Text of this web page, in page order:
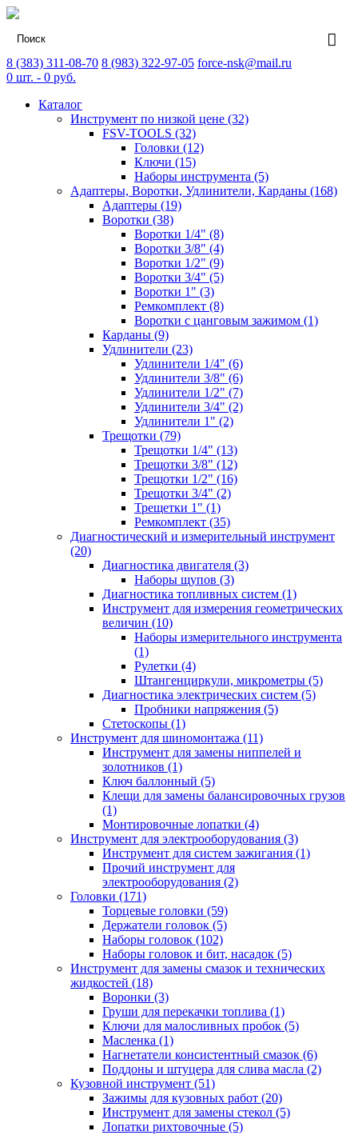
8 (383) 311-08-70 8 (983) 322-97-05 force-nsk@mail.ru
0 шт. - 0 руб.
Каталог
Инструмент по низкой цене (32)
FSV-TOOLS (32)
Головки (12)
Ключи (15)
Наборы инструмента (5)
Адаптеры, Воротки, Удлинители, Карданы (168)
Адаптеры (19)
Воротки (38)
Воротки 1/4" (8)
Воротки 3/8" (4)
Воротки 1/2" (9)
Воротки 3/4" (5)
Воротки 1" (3)
Ремкомплект (8)
Воротки с цанговым зажимом (1)
Карданы (9)
Удлинители (23)
Удлинители 1/4" (6)
Удлинители 3/8" (6)
Удлинители 1/2" (7)
Удлинители 3/4" (2)
Удлинители 1" (2)
Трещотки (79)
Трещотки 1/4" (13)
Трещотки 3/8" (12)
Трещотки 1/2" (16)
Трещотки 3/4" (2)
Трещетки 1" (1)
Ремкомплект (35)
Диагностический и измерительный инструмент
(20)
Диагностика двигателя (3)
Наборы щупов (3)
Диагностика топливных систем (1)
Инструмент для измерения геометрических
величин (10)
Наборы измерительного инструмента
(1)
Рулетки (4)
Штангенциркули, микрометры (5)
Диагностика электрических систем (5)
Пробники напряжения (5)
Стетоскопы (1)
Инструмент для шиномонтажа (11)
Инструмент для замены ниппелей и
золотников (1)
Ключ баллонный (5)
Клещи для замены балансировочных грузов
(1)
Монтировочные лопатки (4)
Инструмент для электрооборудования (3)
Инструмент для систем зажигания (1)
Прочий инструмент для
электрооборудования (2)
Головки (171)
Торцевые головки (59)
Держатели головок (5)
Наборы головок (102)
Наборы головок и бит, насадок (5)
Инструмент для замены смазок и технических
жидкостей (18)
Воронки (3)
Груши для перекачки топлива (1)
Ключи для малосливных пробок (5)
Масленка (1)
Нагнетатели консистентный смазок (6)
Поддоны и штуцера для слива масла (2)
Кузовной инструмент (51)
Зажимы для кузовных работ (20)
Инструмент для замены стекол (5)
Лопатки рихтовочные (5)